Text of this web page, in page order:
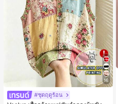
16
#ชุดฤดูร้อน